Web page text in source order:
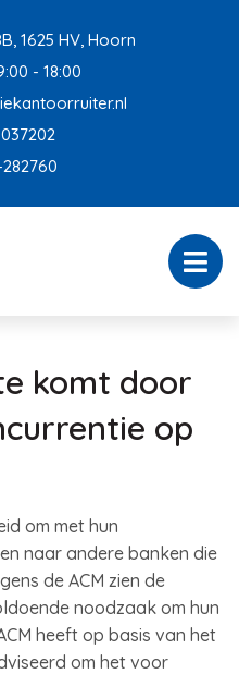
1625 HV, Hoorn
- 18:00
komt door
op
om met hun
naar andere banken die
de ACM zien de
noodzaak om hun
heeft op basis van het
om het voor